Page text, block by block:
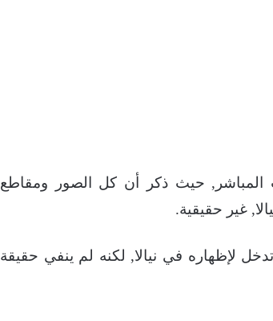
حيث ذكر أن كل الصور ومقاطع
غير حقيقية.
لإظهاره في نيالا, لكنه لم ينفي حقيقة